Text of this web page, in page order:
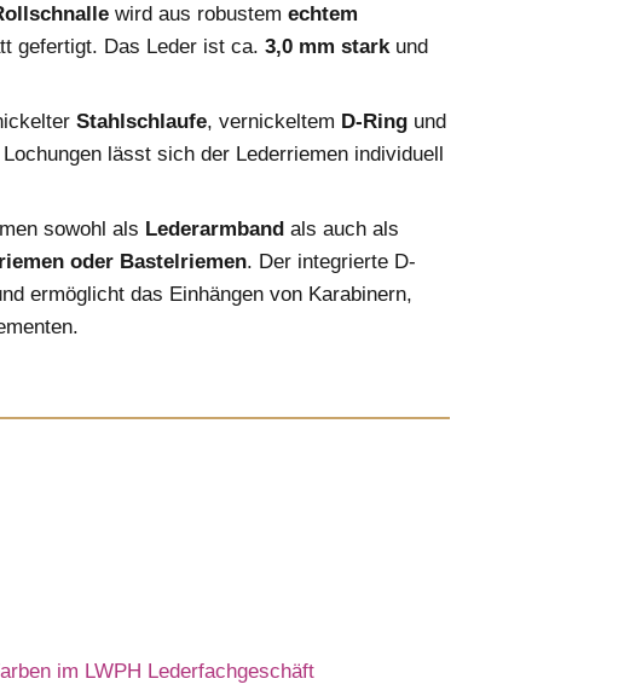
wird aus robustem echtem
gefertigt. Das Leder ist ca. 3,0 mm starkund
Stahlschlaufe, vernickeltem D-Ringund
lässt sich der Lederriemen individuell
sowohl als Lederarmbandals auch als
oder Bastelriemen. Der integrierte D-
ermöglicht das Einhängen von Karabinern,